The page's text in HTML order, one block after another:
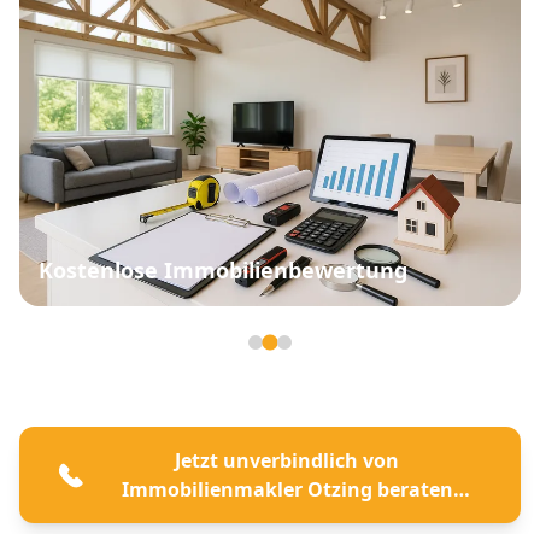
Kostenlose Immobilienbewertung
Jetzt unverbindlich von
Immobilienmakler Otzing beraten
lassen